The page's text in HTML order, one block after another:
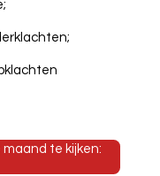
maand te kijken: